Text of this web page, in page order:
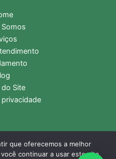
Somos
Site
Técnica Lofra | Central de
que oferecemos a melhor
continuar a usar este site,